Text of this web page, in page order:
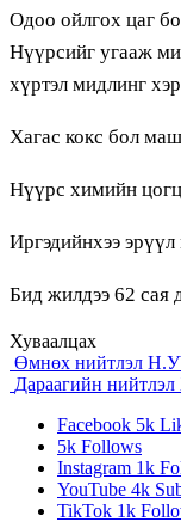
Одоо ойлгох цаг
Нүүрсийг угааж
хүртэл мидлинг
Хагас кокс бол
Нүүрс химийн
Иргэдийнхээ
Бид жилдээ 62 сая
Хуваалцах
Өмнөх нийтлэл
Дараагийн нийтлэл
Facebook 5k
5k Follows
Instagram 1k
YouTube 4k
TikTok 1k